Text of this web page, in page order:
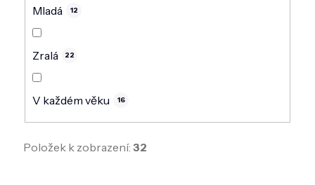
Mladá 12
Zralá 22
V každém věku 16
Položek k zobrazení: 32